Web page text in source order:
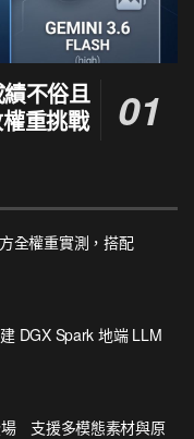
不俗且
重挑戰
全權重實測，搭配
DGX Spark 地端 LLM
場 支援多模態素材與原